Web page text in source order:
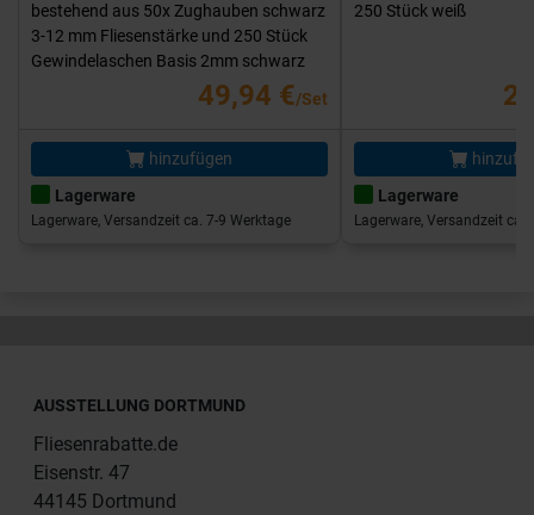
bestehend aus 50x Zughauben schwarz
3-12 mm Fliesenstärke und 250 Stück
Gewindelaschen Basis 2mm schwarz
49,94 €/Set
hinzufügen
Lagerware
Lagerware, Versandzeit ca. 7-9 Werktage
250 Stück weiß
Lagerware
Lagerware, Versandzeit ca.
AUSSTELLUNG DORTMUND
Fliesenrabatte.de
Eisenstr. 47
44145 Dortmund